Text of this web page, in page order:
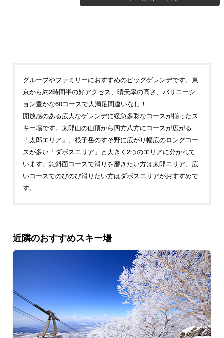
グループやファミリーにおすすめのビッグゲレンデです。東
京から約2時間半の好アクセス、晴天率の高さ、バリエーシ
ョン豊かな60コースで大満足間違いなし！
開放感のある広大なゲレンデに緩急多彩なコースが揃ったス
キー場です。太郎山の山頂から四方八方にコースが広がる
「太郎エリア」、根子岳のすそ野に広がり幅広のロングコー
スが多い「ダボスエリア」と大きく2つのエリアに分かれて
います。急斜面コースで滑りを磨きたい方は太郎エリア、広
いコースでのびのび滑りたい方はダボスエリアがおすすめで
す。
近隣のおすすめスキー場